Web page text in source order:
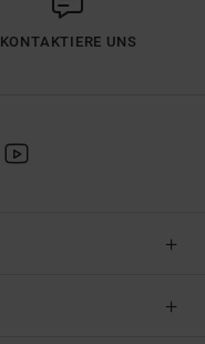
KONTAKTIERE UNS